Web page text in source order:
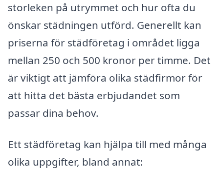
storleken på utrymmet och hur ofta du
önskar städningen utförd. Generellt kan
priserna för städföretag i området ligga
mellan 250 och 500 kronor per timme. Det
är viktigt att jämföra olika städfirmor för
att hitta det bästa erbjudandet som
passar dina behov.
Ett städföretag kan hjälpa till med många
olika uppgifter, bland annat: